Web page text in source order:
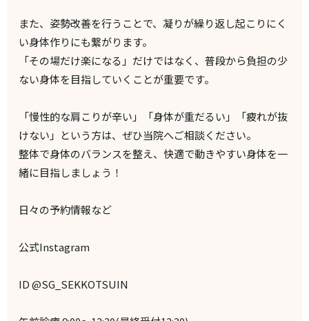
また、姿勢改善を行うことで、凝りが繰り返し起こりにく
い身体作りにも繋がります。
「その場だけ楽になる」だけではなく、普段から負担の少
ない身体を目指していくことが重要です。
「慢性的な肩こりが辛い」「身体が重だるい」「疲れが抜
けない」という方は、ぜひ当院へご相談ください。
整体で身体のバランスを整え、快適で動きやすい身体を一
緒に目指しましょう！
日々の予約情報など
公式Instagram
ID @SG_SEKKOTSUIN